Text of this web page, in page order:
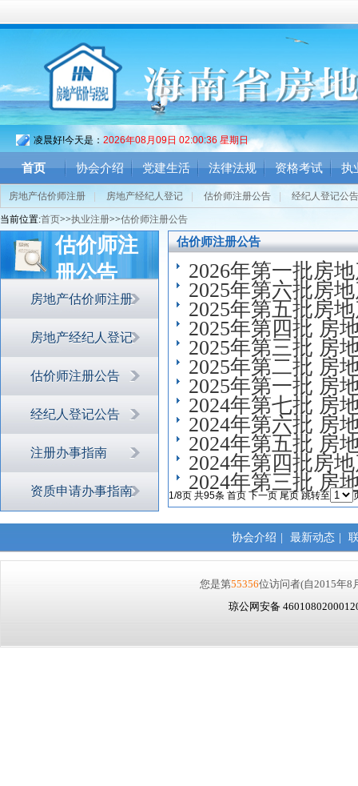
凌晨好!今天是： 2026年08月09日 02:00:36 星期日
首页 协会介绍 党建生活 法律法规 资格考试 执
房地产估价师注册 房地产经纪人登记 估价师注册公告 经纪人登记公告
当前位置:首页>>执业注册>>估价师注册公告
估价师注
册公告
房地产估价师注册
房地产经纪人登记
估价师注册公告
经纪人登记公告
注册办事指南
资质申请办事指南
估价师注册公告
2026年第一批房
2025年第六批房
2025年第五批房
2025年第四批 房
2025年第三批 房
2025年第二批 房
2025年第一批 房
2024年第七批 房
2024年第六批 房
2024年第五批 房
2024年第四批房
2024年第三批 房
1/8页 共95条 首页 下一页 尾页 跳转至
协会介绍 最新动态
您是第55356位访问者(自2015年8
琼公网安备